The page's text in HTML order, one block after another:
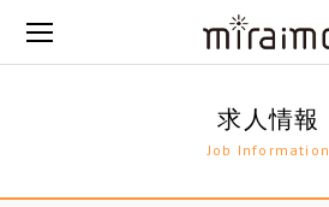
求人情報
Job Information